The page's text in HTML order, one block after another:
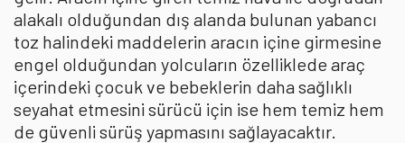
alakalı olduğundan dış alanda bulunan yabancı
toz halindeki maddelerin aracın içine girmesine
engel olduğundan yolcuların özelliklede araç
içerindeki çocuk ve bebeklerin daha sağlıklı
seyahat etmesini sürücü için ise hem temiz hem
de güvenli sürüş yapmasını sağlayacaktır.